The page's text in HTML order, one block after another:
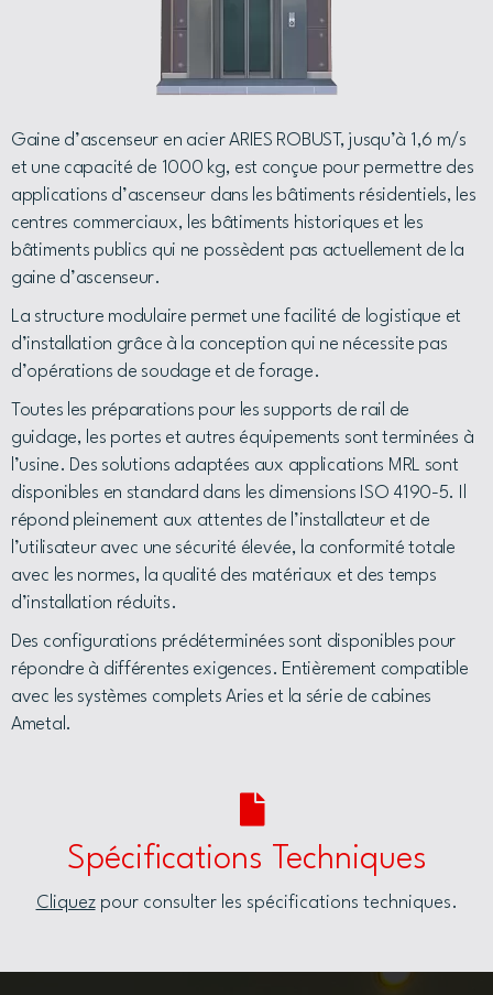
Gaine d’ascenseur en acier ARIES ROBUST, jusqu’à 1,6 m/s
et une capacité de 1000 kg, est conçue pour permettre des
applications d’ascenseur dans les bâtiments résidentiels, les
centres commerciaux, les bâtiments historiques et les
bâtiments publics qui ne possèdent pas actuellement de la
gaine d’ascenseur.
La structure modulaire permet une facilité de logistique et
d’installation grâce à la conception qui ne nécessite pas
d’opérations de soudage et de forage.
Toutes les préparations pour les supports de rail de
guidage, les portes et autres équipements sont terminées à
l’usine. Des solutions adaptées aux applications MRL sont
disponibles en standard dans les dimensions ISO 4190-5. Il
répond pleinement aux attentes de l’installateur et de
l’utilisateur avec une sécurité élevée, la conformité totale
avec les normes, la qualité des matériaux et des temps
d’installation réduits.
Des configurations prédéterminées sont disponibles pour
répondre à différentes exigences. Entièrement compatible
avec les systèmes complets Aries et la série de cabines
Ametal.
Spécifications Techniques
Cliquezpour consulter les spécifications techniques.